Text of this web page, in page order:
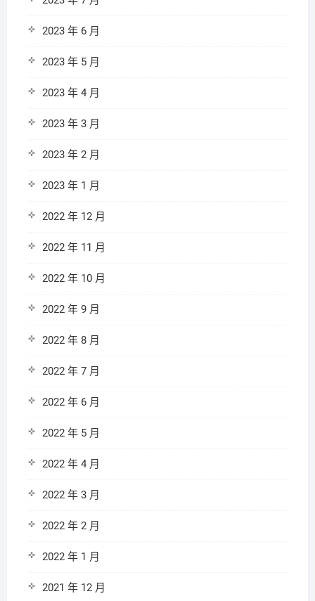
2023 年 6 月
2023 年 5 月
2023 年 4 月
2023 年 3 月
2023 年 2 月
2023 年 1 月
2022 年 12 月
2022 年 11 月
2022 年 10 月
2022 年 9 月
2022 年 8 月
2022 年 7 月
2022 年 6 月
2022 年 5 月
2022 年 4 月
2022 年 3 月
2022 年 2 月
2022 年 1 月
2021 年 12 月